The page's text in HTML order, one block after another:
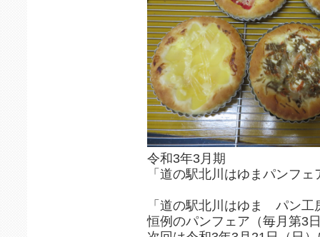
令和3年3月期
「道の駅北川はゆまパンフ
「道の駅北川はゆま パン工
恒例のパンフェア（毎月第3